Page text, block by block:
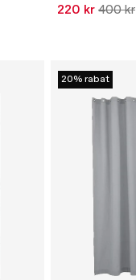
220 kr 400 kr
20% rabat